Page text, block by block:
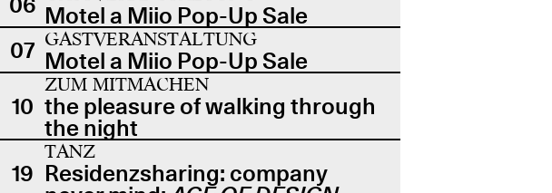
Motel a Miio Pop-Up Sale
07 GASTVERANSTALTUNG
Motel a Miio Pop-Up Sale
10
ZUM MITMACHEN
the pleasure of walking through
the night
19
TANZ
Residenzsharing: company